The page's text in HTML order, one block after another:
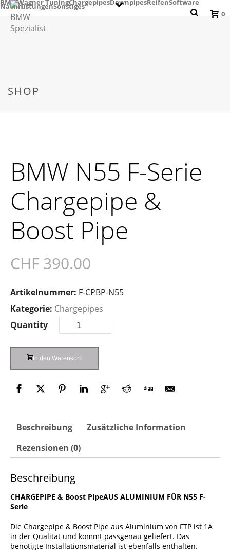
BMWWagner TuningChargepipesDownpipesReifenSoftware
NachrüstungenSonstiges
0
SHOP
BMW N55 F-Serie
Chargepipe &
Boost Pipe
CHF 390.00
Artikelnummer: F-CPBP-N55
Kategorie: Chargepipes
Quantity
In den Warenkorb
Beschreibung
Zusätzliche Information
Rezensionen (0)
Beschreibung
CHARGEPIPE & Boost PipeAUS ALUMINIUM FÜR N55 F-
Serie
Die Chargepipe & Boost Pipe aus Aluminium von FTP ist 1A
in der Qualität und kommt passgenau geliefert. Das
benötigte Installationsmaterial ist ebenfalls enthalten.